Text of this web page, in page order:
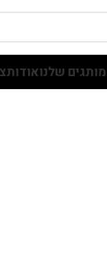
שלנואודות